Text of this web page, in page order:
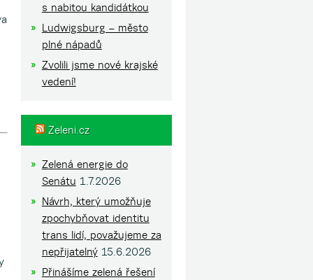
s nabitou kandidátkou
Ludwigsburg – město
plné nápadů
Zvolili jsme nové krajské
vedení!
Zeleni.cz
Zelená energie do
Senátu 1.7.2026
Návrh, který umožňuje
zpochybňovat identitu
trans lidí, považujeme za
nepřijatelný 15.6.2026
Přinášíme zelená řešení